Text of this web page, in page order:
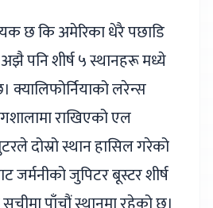
छ कि अमेरिका धेरै पछाडि
पनि शीर्ष ५ स्थानहरू मध्ये
क्यालिफोर्नियाको लरेन्स
राखिएको एल
दोस्रो स्थान हासिल गरेको
जर्मनीको जुपिटर बूस्टर शीर्ष